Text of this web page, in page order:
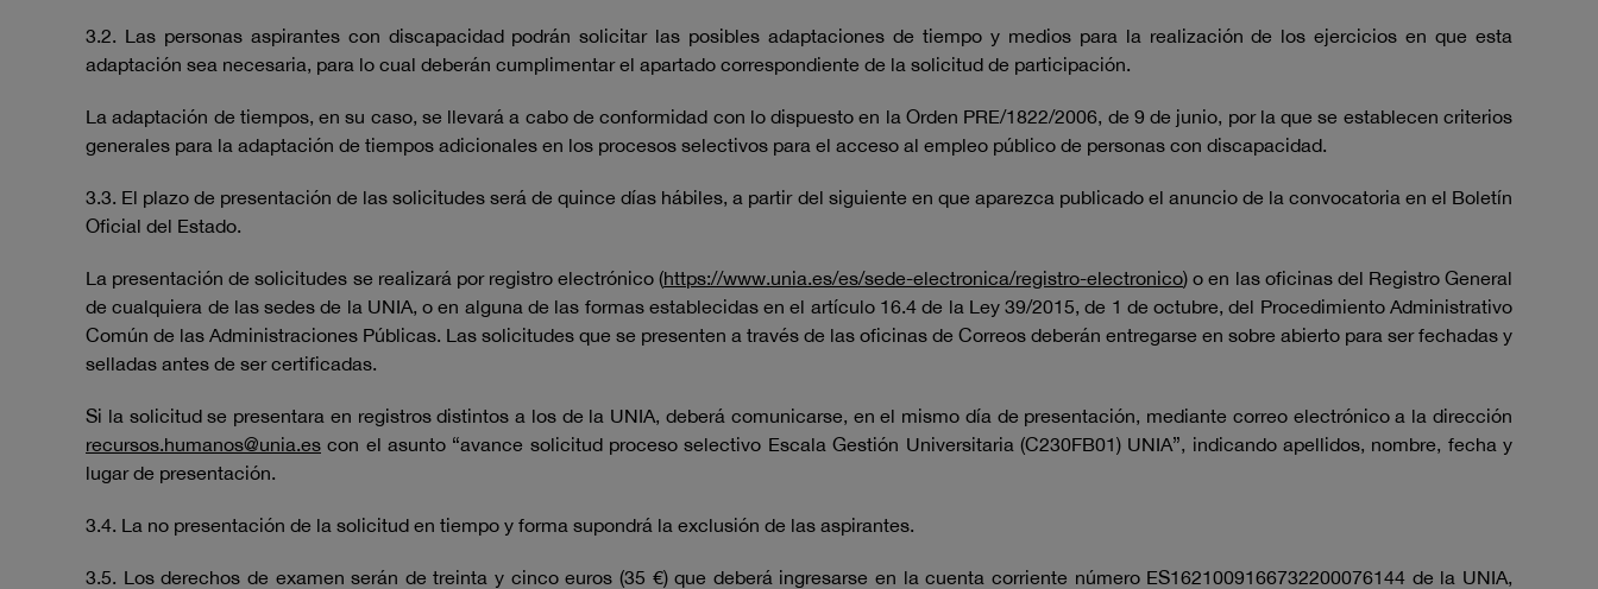
3.2. Las personas aspirantes con discapacidad podrán solicitar las posibles adaptaciones de tiempo y medios para la realización de los ejercicios en que esta
adaptación sea necesaria, para lo cual deberán cumplimentar el apartado correspondiente de la solicitud de participación.
La adaptación de tiempos, en su caso, se llevará a cabo de conformidad con lo dispuesto en la Orden PRE/1822/2006, de 9 de junio, por la que se establecen criterios
generales para la adaptación de tiempos adicionales en los procesos selectivos para el acceso al empleo público de personas con discapacidad.
3.3. El plazo de presentación de las solicitudes será de quince días hábiles, a partir del siguiente en que aparezca publicado el anuncio de la convocatoria en el Boletín
Oficial del Estado.
La presentación de solicitudes se realizará por registro electrónico (https://www.unia.es/es/sede-electronica/registro-electronico) o en las oficinas del Registro General
de cualquiera de las sedes de la UNIA, o en alguna de las formas establecidas en el artículo 16.4 de la Ley 39/2015, de 1 de octubre, del Procedimiento Administrativo
Común de las Administraciones Públicas. Las solicitudes que se presenten a través de las oficinas de Correos deberán entregarse en sobre abierto para ser fechadas y
selladas antes de ser certificadas.
Si la solicitud se presentara en registros distintos a los de la UNIA, deberá comunicarse, en el mismo día de presentación, mediante correo electrónico a la dirección
recursos.humanos@unia.es con el asunto “avance solicitud proceso selectivo Escala Gestión Universitaria (C230FB01) UNIA”, indicando apellidos, nombre, fecha y
lugar de presentación.
3.4. La no presentación de la solicitud en tiempo y forma supondrá la exclusión de las aspirantes.
3.5. Los derechos de examen serán de treinta y cinco euros (35 €) que deberá ingresarse en la cuenta corriente número ES1621009166732200076144 de la UNIA,